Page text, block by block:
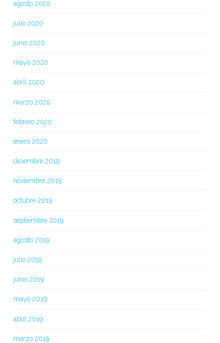
agosto 2020
julio 2020
junio 2020
mayo 2020
abril 2020
marzo 2020
febrero 2020
enero 2020
diciembre 2019
noviembre 2019
octubre 2019
septiembre 2019
agosto 2019
julio 2019
junio 2019
mayo 2019
abril 2019
marzo 2019